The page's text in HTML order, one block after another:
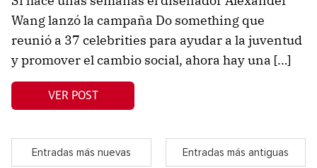
Wang lanzó la campaña Do something que
reunió a 37 celebrities para ayudar a la juventud
y promover el cambio social, ahora hay una […]
VER POST
Entradas más nuevas Entradas más antiguas